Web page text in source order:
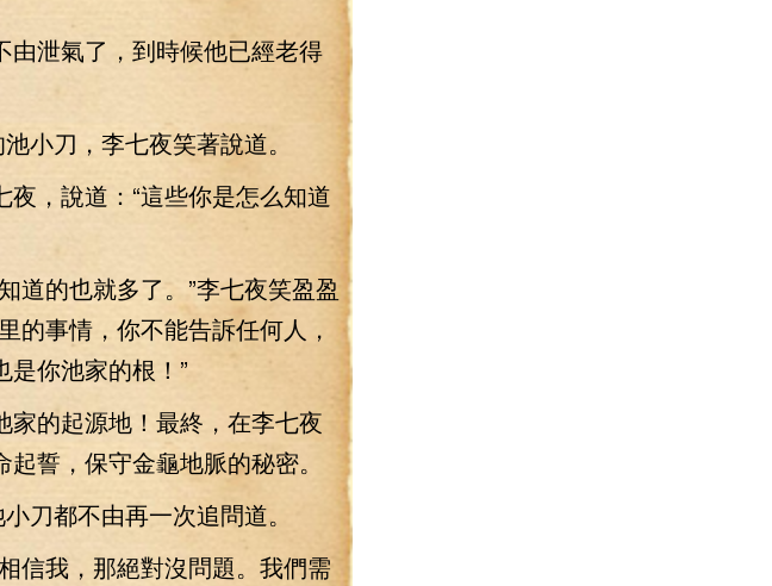
泄氣了，到時候他已經老得
刀，李七夜笑著說道。
說道：“這些你是怎么知道
的也就多了。”李七夜笑盈盈
的事情，你不能告訴任何人，
你池家的根！”
的起源地！最終，在李七夜
誓，保守金龜地脈的秘密。
都不由再一次追問道。
我，那絕對沒問題。我們需